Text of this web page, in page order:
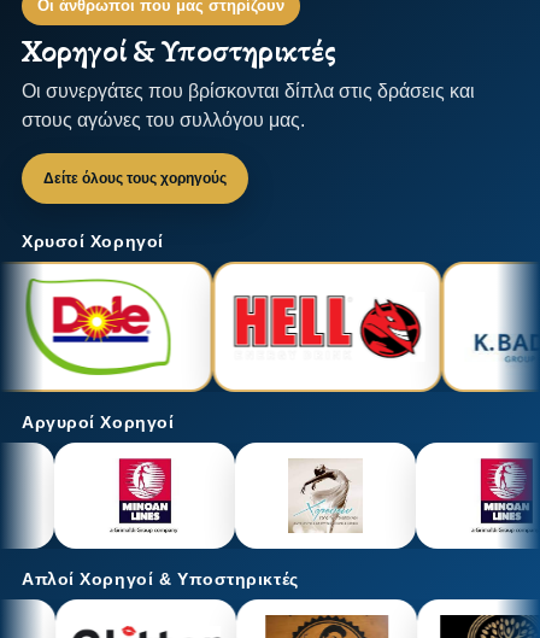
Οι άνθρωποι που μας στηρίζουν
Χορηγοί & Υποστηρικτές
Οι συνεργάτες που βρίσκονται δίπλα στις δράσεις και
στους αγώνες του συλλόγου μας.
Δείτε όλους τους χορηγούς
Χρυσοί Χορηγοί
Αργυροί Χορηγοί
Απλοί Χορηγοί & Υποστηρικτές